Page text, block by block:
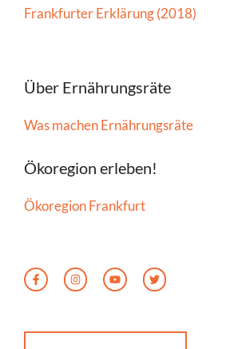
Frankfurter Erklärung (2018)
Über Ernährungsräte
Was machen Ernährungsräte
Ökoregion erleben!
Ökoregion Frankfurt